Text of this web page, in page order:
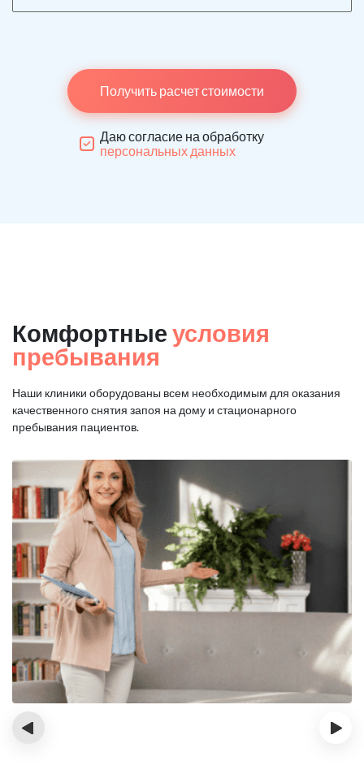
Получить расчет стоимости
Даю согласие на обработку
персональных данных
Комфортные условия
пребывания
Наши клиники оборудованы всем необходимым для оказания
качественного снятия запоя на дому и стационарного
пребывания пациентов.
‹ ›